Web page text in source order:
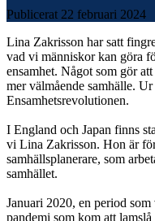
Publicerat 22 februari 2024
Lina Zakrisson har satt
vad vi människor kan göra
ensamhet. Något som gör
mer välmående samhälle.
Ensamhetsrevolutionen.
I England och Japan finns
vi Lina Zakrisson. Hon är
samhällsplanerare, som
samhället.
Januari 2020, en period
pandemi som kom att